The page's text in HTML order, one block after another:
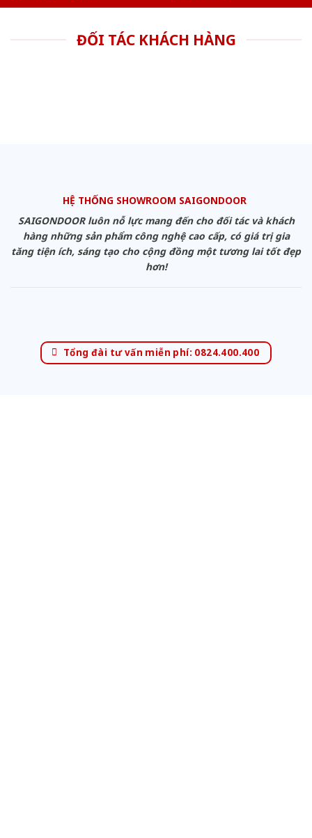
ĐỐI TÁC KHÁCH HÀNG
HỆ THỐNG SHOWROOM SAIGONDOOR
SAIGONDOOR luôn nỗ lực mang đến cho đối tác và khách
hàng những sản phẩm công nghệ cao cấp, có giá trị gia
tăng tiện ích, sáng tạo cho cộng đồng một tương lai tốt đẹp
hơn!
Tổng đài tư vấn miễn phí: 0824.400.400